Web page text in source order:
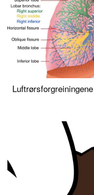
Luftrørsforgreiningene